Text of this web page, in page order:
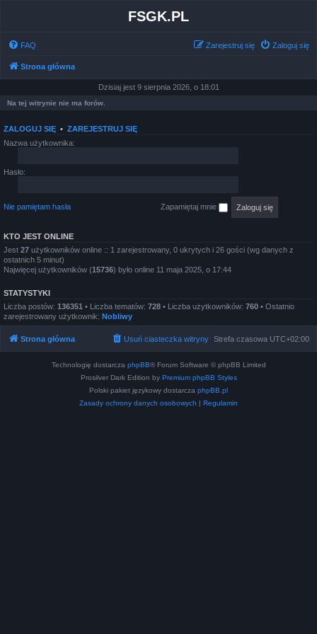
FSGK.PL
FAQ Zaloguj się
Zarejestruj się
Strona główna
Dzisiaj jest 9 sierpnia 2026, o 18:01
Na tej witrynie nie ma forów.
ZALOGUJ SIĘ • ZAREJESTRUJ SIĘ
Nazwa użytkownika:
Hasło:
Nie pamiętam hasła Zapamiętaj mnie
KTO JEST ONLINE
Jest 27 użytkowników online :: 1 zarejestrowany, 0 ukrytych i 26 gości (wg danych z
ostatnich 5 minut)
Najwięcej użytkowników (15736) było online 11 maja 2025, o 17:44
STATYSTYKI
Liczba postów: 136351 • Liczba tematów: 728 • Liczba użytkowników: 760 • Ostatnio
zarejestrowany użytkownik: Nobliwy
Strona główna Strefa czasowa UTC+02:00
Usuń ciasteczka witryny
Technologię dostarcza phpBB® Forum Software © phpBB Limited
Prosilver Dark Edition by Premium phpBB Styles
Polski pakiet językowy dostarcza phpBB.pl
Zasady ochrony danych osobowych | Regulamin